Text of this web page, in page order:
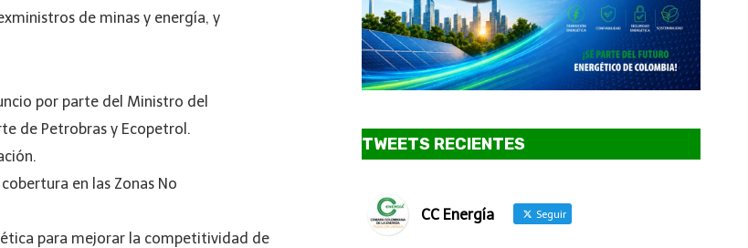
de minas y energía, y
por parte del Ministro del
de Petrobras y Ecopetrol.
en las Zonas No
para mejorar la competitividad de
TWEETS RECIENTES
CC Energía Seguir